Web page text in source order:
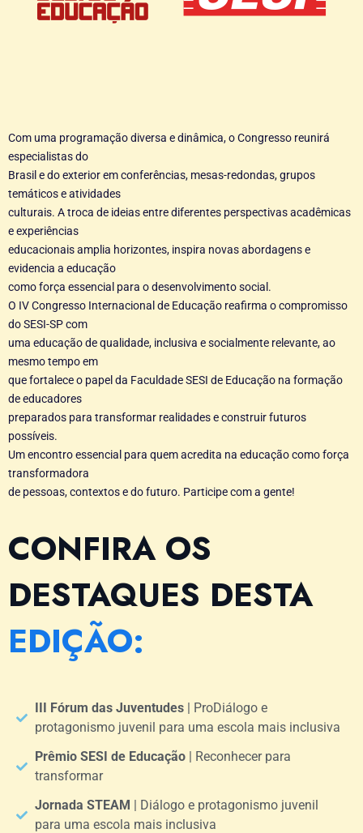
Com uma programação diversa e dinâmica, o Congresso reunirá
especialistas do
Brasil e do exterior em conferências, mesas-redondas, grupos
temáticos e atividades
culturais. A troca de ideias entre diferentes perspectivas acadêmicas
e experiências
educacionais amplia horizontes, inspira novas abordagens e
evidencia a educação
como força essencial para o desenvolvimento social.
O IV Congresso Internacional de Educação reafirma o compromisso
do SESI-SP com
uma educação de qualidade, inclusiva e socialmente relevante, ao
mesmo tempo em
que fortalece o papel da Faculdade SESI de Educação na formação
de educadores
preparados para transformar realidades e construir futuros
possíveis.
Um encontro essencial para quem acredita na educação como força
transformadora
de pessoas, contextos e do futuro. Participe com a gente!
CONFIRA OS
DESTAQUES DESTA
EDIÇÃO:
III Fórum das Juventudes | ProDiálogo e
protagonismo juvenil para uma escola mais inclusiva
Prêmio SESI de Educação| Reconhecer para
transformar
Jornada STEAM | Diálogo e protagonismo juvenil
para uma escola mais inclusiva